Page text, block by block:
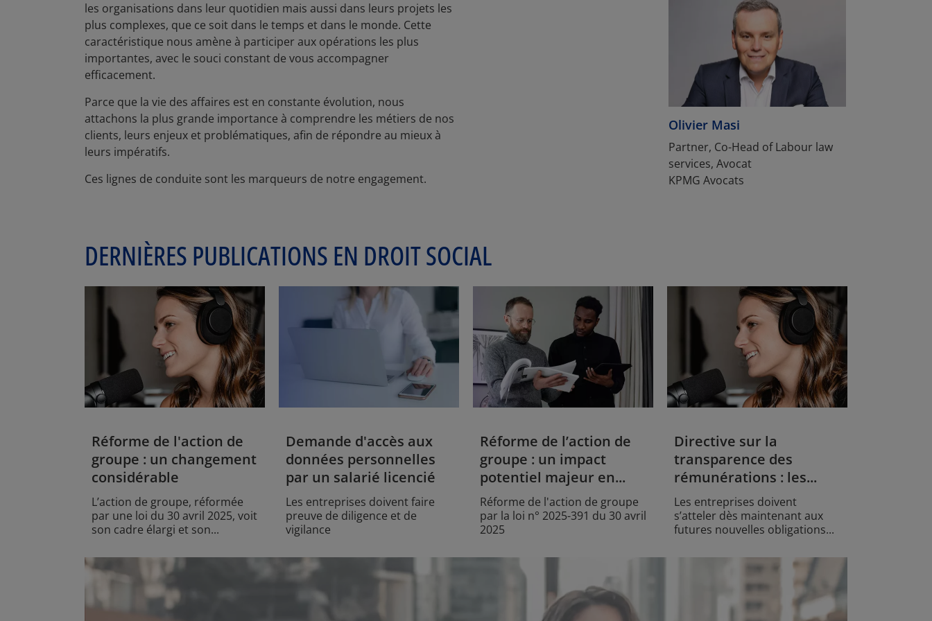
les organisations dans leur quotidien mais aussi dans leurs projets les
plus complexes, que ce soit dans le temps et dans le monde. Cette
caractéristique nous amène à participer aux opérations les plus
importantes, avec le souci constant de vous accompagner
efficacement.
Parce que la vie des affaires est en constante évolution, nous
attachons la plus grande importance à comprendre les métiers de nos
clients, leurs enjeux et problématiques, afin de répondre au mieux à
leurs impératifs.
Ces lignes de conduite sont les marqueurs de notre engagement.
Olivier Masi
Partner, Co-Head of Labour law
services, Avocat
KPMG Avocats
DERNIÈRES PUBLICATIONS EN DROIT SOCIAL
Réforme de l'action de
groupe : un changement
considérable
L’action de groupe, réformée
par une loi du 30 avril 2025, voit
son cadre élargi et son...
Demande d'accès aux
données personnelles
par un salarié licencié
Les entreprises doivent faire
preuve de diligence et de
vigilance
Réforme de l’action de
groupe : un impact
potentiel majeur en...
Réforme de l'action de groupe
par la loi n° 2025-391 du 30 avril
2025
Directive sur la
transparence des
rémunérations : les...
Les entreprises doivent
s’atteler dès maintenant aux
futures nouvelles obligations...